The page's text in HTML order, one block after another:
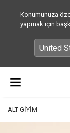
Konumunuza
yapmak için
ALT GİYİM